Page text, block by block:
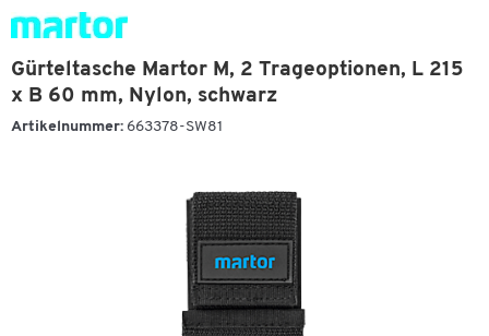
Gürteltasche Martor M, 2 Trageoptionen, L 215
x B 60 mm, Nylon, schwarz
Artikelnummer: 663378-SW81